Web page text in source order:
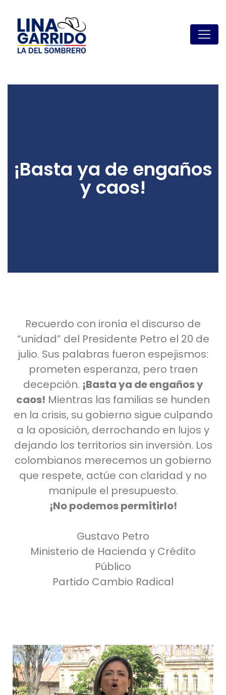
¡Basta ya de engaños
y caos!
Recuerdo con ironía el discurso de
“unidad” del Presidente Petro el 20 de
julio. Sus palabras fueron espejismos:
prometen esperanza, pero traen
decepción. ¡Basta ya de engaños y
caos! Mientras las familias se hunden
en la crisis, su gobierno sigue culpando
a la oposición, derrochando en lujos y
dejando los territorios sin inversión. Los
colombianos merecemos un gobierno
que respete, actúe con claridad y no
manipule el presupuesto.
¡No podemos permitirlo!
Gustavo Petro
Ministerio de Hacienda y Crédito
Público
Partido Cambio Radical